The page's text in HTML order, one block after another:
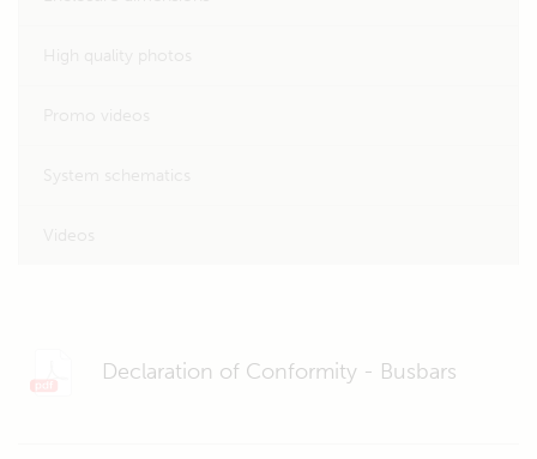
Declaration of Conformity - Busbars